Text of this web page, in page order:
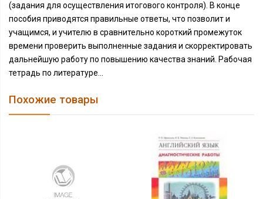
(задания для осуществления итогового контроля). В конце
пособия приводятся правильные ответы, что позволит и
учащимся, и учителю в сравнительно короткий промежуток
времени проверить выполненные задания и скорректировать
дальнейшую работу по повышению качества знаний. Рабочая
тетрадь по литературе...
Похожие товары